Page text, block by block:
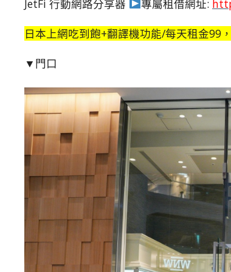
JetFi 行動網路分享器 專屬租借網址:
日本上網吃到飽+翻譯機功能/每天租金99，
▼門口